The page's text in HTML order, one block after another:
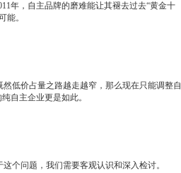
年，自主品牌的磨难能让其褪去过去“黄金十
能。
低价占量之路越走越窄，那么现在只能调整自
自主企业更是如此。
个问题，我们需要客观认识和深入检讨。